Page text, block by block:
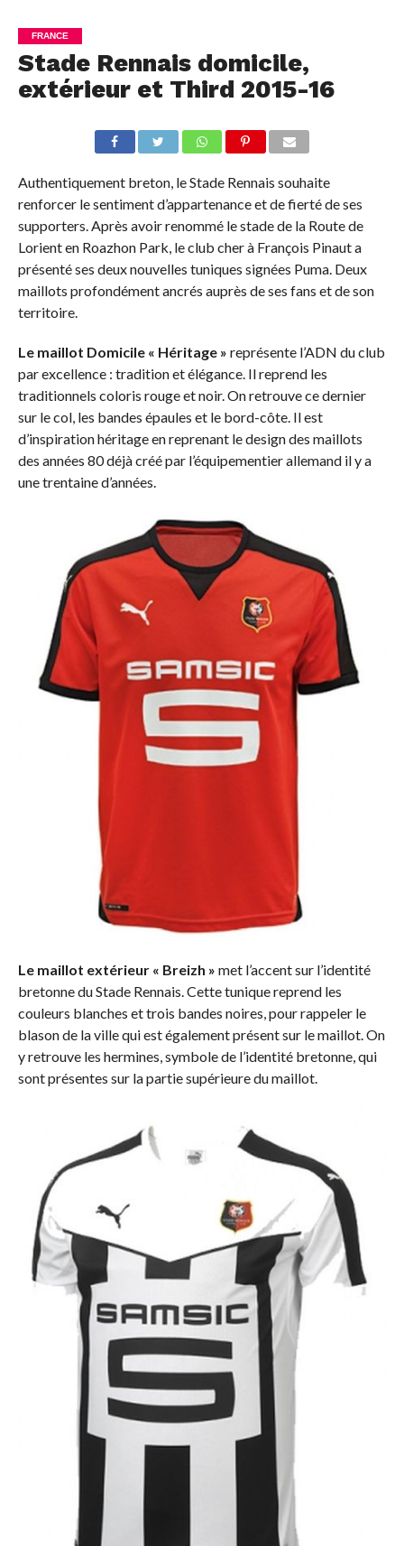
FRANCE
Stade Rennais domicile,
extérieur et Third 2015-16
Authentiquement breton, le Stade Rennais souhaite
renforcer le sentiment d’appartenance et de fierté de ses
supporters. Après avoir renommé le stade de la Route de
Lorient en Roazhon Park, le club cher à François Pinaut a
présenté ses deux nouvelles tuniques signées Puma. Deux
maillots profondément ancrés auprès de ses fans et de son
territoire.
Le maillot Domicile « Héritage » représente l’ADN du club
par excellence : tradition et élégance. Il reprend les
traditionnels coloris rouge et noir. On retrouve ce dernier
sur le col, les bandes épaules et le bord-côte. Il est
d’inspiration héritage en reprenant le design des maillots
des années 80 déjà créé par l’équipementier allemand il y a
une trentaine d’années.
Le maillot extérieur « Breizh » met l’accent sur l’identité
bretonne du Stade Rennais. Cette tunique reprend les
couleurs blanches et trois bandes noires, pour rappeler le
blason de la ville qui est également présent sur le maillot. On
y retrouve les hermines, symbole de l’identité bretonne, qui
sont présentes sur la partie supérieure du maillot.